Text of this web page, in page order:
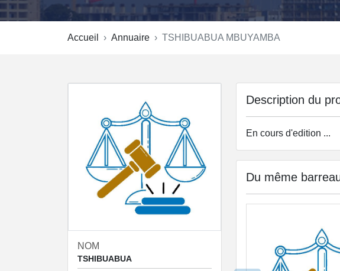
Accueil Annuaire TSHIBUABUA MBUYAMBA
NOM
TSHIBUABUA
Description du
En cours d'edition ...
Du même